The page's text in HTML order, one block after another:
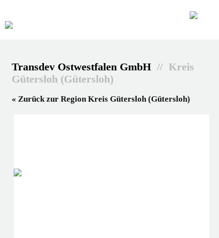
Transdev Ostwestfalen GmbH // Kreis
Gütersloh (Gütersloh)
« Zurück zur Region Kreis Gütersloh (Gütersloh)